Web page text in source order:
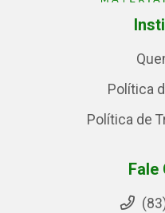
Política
Política de
Fale